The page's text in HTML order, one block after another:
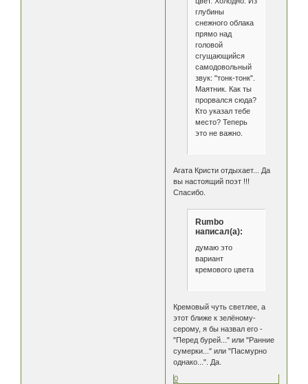
глубины
снежного облака
прямо над
головой
сгущающийся
самодовольный
звук: "тонк-тонк".
Маятник. Как ты
прорвался сюда?
Кто указал тебе
место? Теперь
это не важно.
Агата Кристи отдыхает... Да
вы настоящий поэт !!!
Спасибо.
Rumbo
написал(а):
думаю это
вариант
кремового цвета
Кремовый чуть светлее, а
этот ближе к зелёному-
серому, я бы назвал его -
"Перед бурей..." или "Ранние
сумерки..." или "Пасмурно
однако...". Да.
0